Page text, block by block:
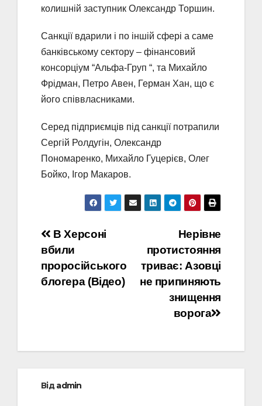
колишній заступник Олександр Торшин.
Санкції вдарили і по іншій сфері а саме
банківському сектору – фінансовий
консорціум “Альфа-Груп “, та Михайло
Фрідман, Петро Авен, Герман Хан, що є
його співвласниками.
Серед підприємців під санкції потрапили
Сергій Ролдугін, Олександр
Пономаренко, Михайло Гуцерієв, Олег
Бойко, Ігор Макаров.
Навігація
записів
Нерівне
протистояння
триває: Азовці
не припиняють
знищення
ворога
В Херсоні
вбили
проросійського
блогера (Відео)
Відadmin